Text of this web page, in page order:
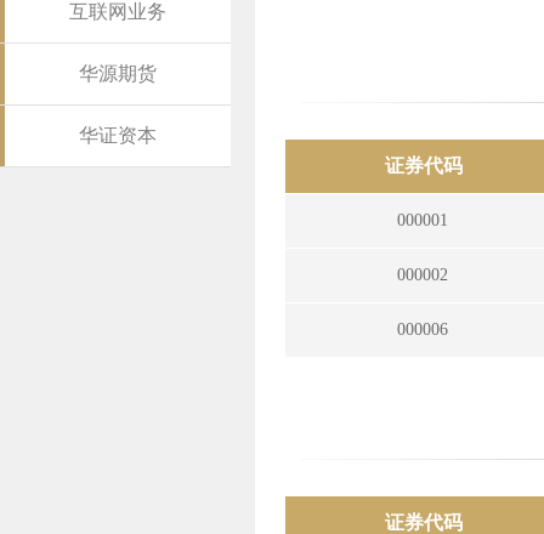
互联网业务
华源期货
华证资本
证券代码
000001
000002
000006
证券代码